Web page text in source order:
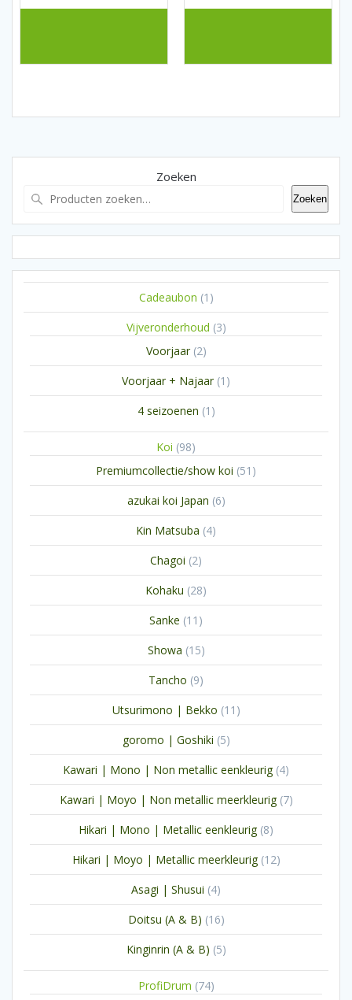
Zoeken
Zoeken
Cadeaubon 1 1
product
Vijveronderhoud 33
Voorjaar 22
producten
Voorjaar + Najaar 1 1
product
4 seizoenen 1 1
Koi 9898
producten
Premiumcollectie/show koi 51 51
producten
azukai koi Japan 66
producten
Kin Matsuba 44
producten
Chagoi 22
producten
Kohaku 2828
producten
Sanke 11 11
producten
Showa 1515
producten
Tancho 99
producten
Utsurimono | Bekko 11 11
producten
goromo | Goshiki 55
producten
Kawari | Mono | Non metallic eenkleurig 44
producten
Kawari | Moyo | Non metallic meerkleurig 77
producten
Hikari | Mono | Metallic eenkleurig 88
producten
Hikari | Moyo | Metallic meerkleurig 1212
producten
Asagi | Shusui 44
producten
Doitsu (A & B) 1616
producten
Kinginrin (A & B) 55
ProfiDrum 7474